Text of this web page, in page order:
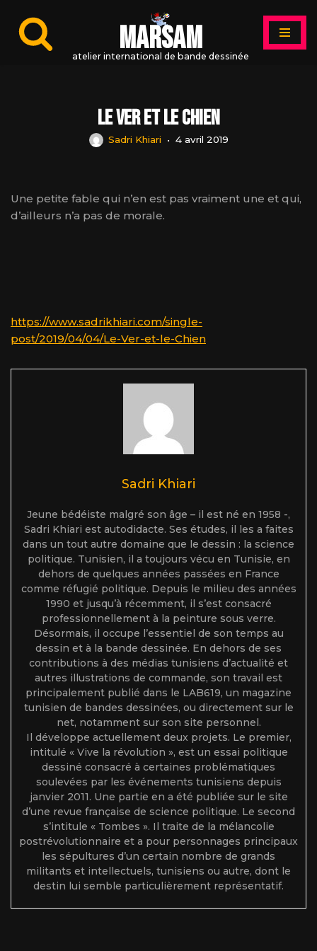
Aller
MARSAM
atelier international de bande dessinée
Le ver et le chien
Sadri Khiari 4 avril 2019
Une petite fable qui n’en est pas vraiment une et qui,
d’ailleurs n’a pas de morale.
https://www.sadrikhiari.com/single-
post/2019/04/04/Le-Ver-et-le-Chien
Sadri Khiari
Jeune bédéiste malgré son âge – il est né en 1958 -,
Sadri Khiari est autodidacte. Ses études, il les a faites
dans un tout autre domaine que le dessin : la science
politique. Tunisien, il a toujours vécu en Tunisie, en
dehors de quelques années passées en France
comme réfugié politique. Depuis le milieu des années
1990 et jusqu’à récemment, il s’est consacré
professionnellement à la peinture sous verre.
Désormais, il occupe l’essentiel de son temps au
dessin et à la bande dessinée. En dehors de ses
contributions à des médias tunisiens d’actualité et
autres illustrations de commande, son travail est
principalement publié dans le LAB619, un magazine
tunisien de bandes dessinées, ou directement sur le
net, notamment sur son site personnel.
Il développe actuellement deux projets. Le premier,
intitulé « Vive la révolution », est un essai politique
dessiné consacré à certaines problématiques
soulevées par les événements tunisiens depuis
janvier 2011. Une partie en a été publiée sur le site
d’une revue française de science politique. Le second
s’intitule « Tombes ». Il traite de la mélancolie
postrévolutionnaire et a pour personnages principaux
les sépultures d’un certain nombre de grands
militants et intellectuels, tunisiens ou autre, dont le
destin lui semble particulièrement représentatif.